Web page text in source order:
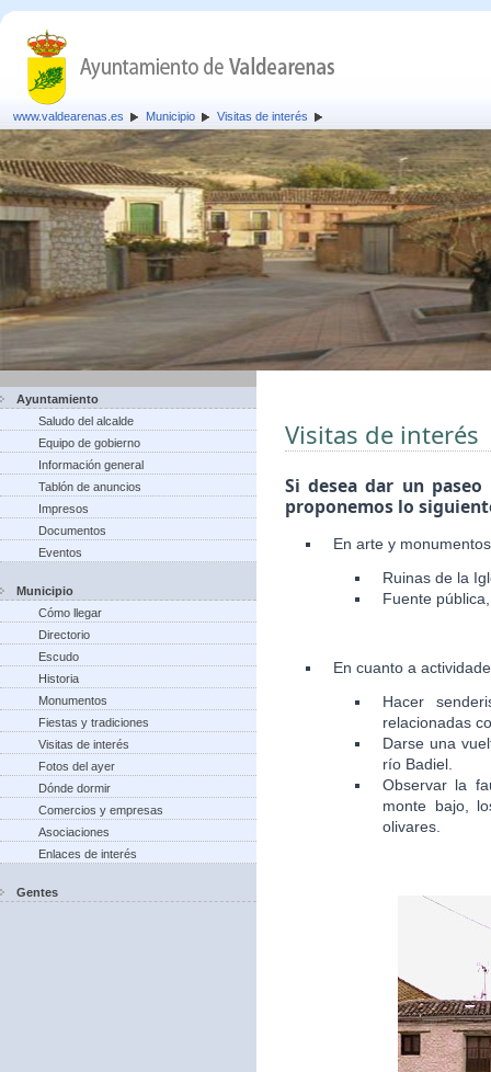
www.valdearenas.es Municipio Visitas de interés
Ayuntamiento
Saludo del alcalde
Equipo de gobierno
Información general
Tablón de anuncios
Impresos
Documentos
Eventos
Municipio
Cómo llegar
Directorio
Escudo
Historia
Monumentos
Fiestas y tradiciones
Visitas de interés
Fotos del ayer
Dónde dormir
Comercios y empresas
Asociaciones
Enlaces de interés
Gentes
Visitas de interés
Si desea dar un
proponemos lo
En arte y
Ruinas de la
Fuente
En cuanto a
Hacer
relacionadas
Darse una
río Badiel.
Observar la
monte bajo,
olivares.